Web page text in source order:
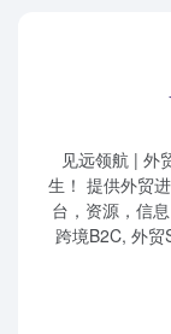
见远领航 | 外
生！ 提供外贸
台，资源，信
跨境B2C, 外